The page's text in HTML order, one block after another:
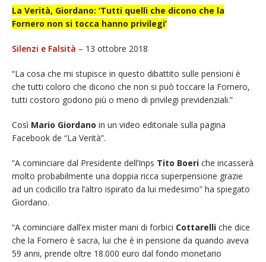
La Verità, Giordano: ‘Tutti quelli che dicono che la
Fornero non si tocca hanno privilegi’
Silenzi e Falsità – 13 ottobre 2018
“La cosa che mi stupisce in questo dibattito sulle pensioni è
che tutti coloro che dicono che non si può toccare la Fornero,
tutti costoro godono più o meno di privilegi previdenziali.”
Così Mario Giordano in un video editoriale sulla pagina
Facebook de “La Verità”.
“A cominciare dal Presidente dell’Inps Tito Boeri che incasserà
molto probabilmente una doppia ricca superpensione grazie
ad un codicillo tra l’altro ispirato da lui medesimo” ha spiegato
Giordano.
“A cominciare dall’ex mister mani di forbici Cottarelli che dice
che la Fornero è sacra, lui che è in pensione da quando aveva
59 anni, prende oltre 18.000 euro dal fondo monetario